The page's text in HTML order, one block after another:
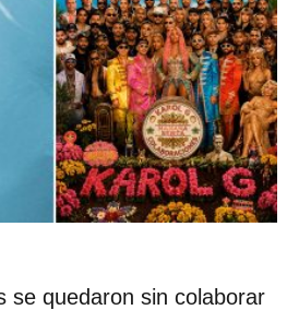
se quedaron sin colaborar